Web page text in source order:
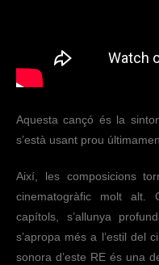
Aquesta cançó és la
s’està usant prou
Així, les composicions
cinematogràfic molt alt.
capítols, s’allunya
s’apropa més a l’estil del
sonora d’este RE és una